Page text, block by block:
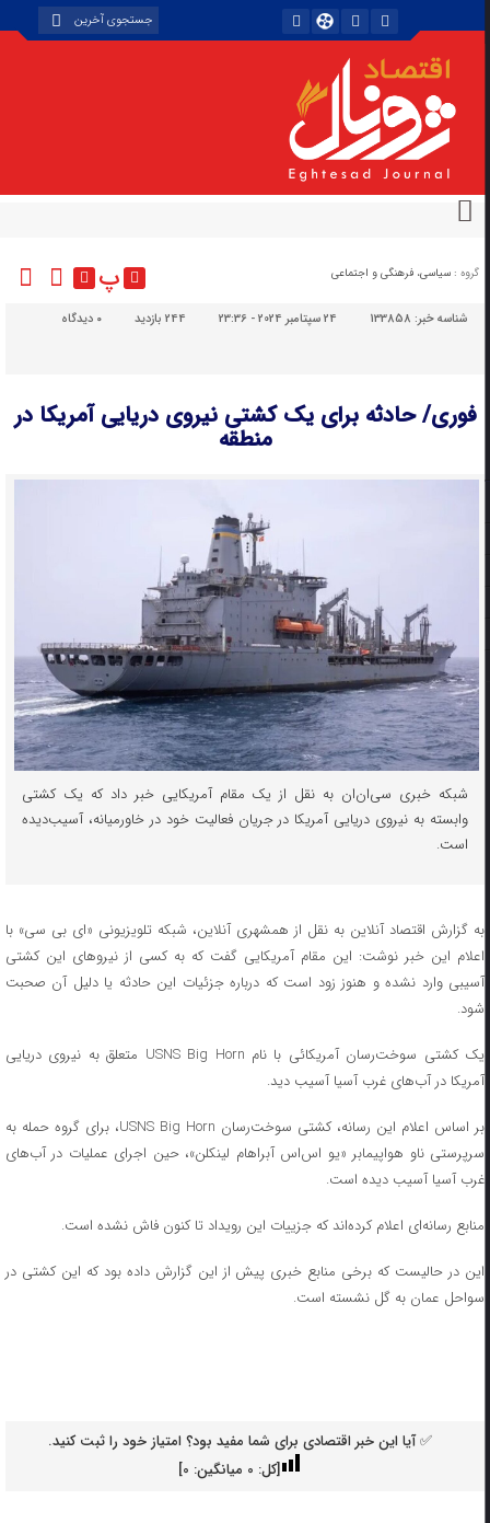
گروه : سیاسی، فرهنگی و اجتماعی پ
شناسه خبر:133858 24 سپتامبر 2024 - 23:36 244 بازدید دیدگاه
فوری/ حادثه برای یک کشتی نیروی دریایی آمریکا در
منطقه
شبکه خبری سی‌ان‌ان به نقل از یک مقام آمریکایی خبر داد که یک کشتی
وابسته به نیروی دریایی آمریکا در جریان فعالیت خود در خاورمیانه،‌ آسیب‌دیده
است.
به گزارش اقتصاد آنلاین به نقل از همشهری آنلاین، شبکه تلویزیونی «ای بی سی» با
اعلام این خبر نوشت: این مقام آمریکایی گفت که به کسی از نیروهای این کشتی
آسیبی وارد نشده و هنوز زود است که درباره جزئیات این حادثه یا دلیل آن صحبت
شود.
یک کشتی سوخت‌رسان آمریکائی با نام USNS Big Horn متعلق به نیروی دریایی
آمریکا در آب‌های غرب آسیا آسیب دید.
بر اساس اعلام این رسانه، کشتی سوخت‌رسان USNS Big Horn، برای گروه حمله به
سرپرستی ناو هواپیمابر «یو اس‌اس آبراهام لینکلن»، حین اجرای عملیات در آب‌های
غرب آسیا آسیب دیده است.
منابع رسانه‌ای اعلام کرده‌اند که جزییات این رویداد تا کنون فاش نشده است.
این در حالیست که برخی منابع خبری پیش از این گزارش داده بود که این کشتی در
سواحل عمان به گل نشسته است.
✅ آیا این خبر اقتصادی برای شما مفید بود؟ امتیاز خود را ثبت کنید.
[کل: 0میانگین: 0
]